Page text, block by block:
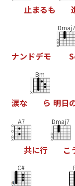
止まるも
ナン ドデモ
Dmaj7
S
涙な
Bm
ら 明日
A7
共に行
Dmaj7
こ
C#